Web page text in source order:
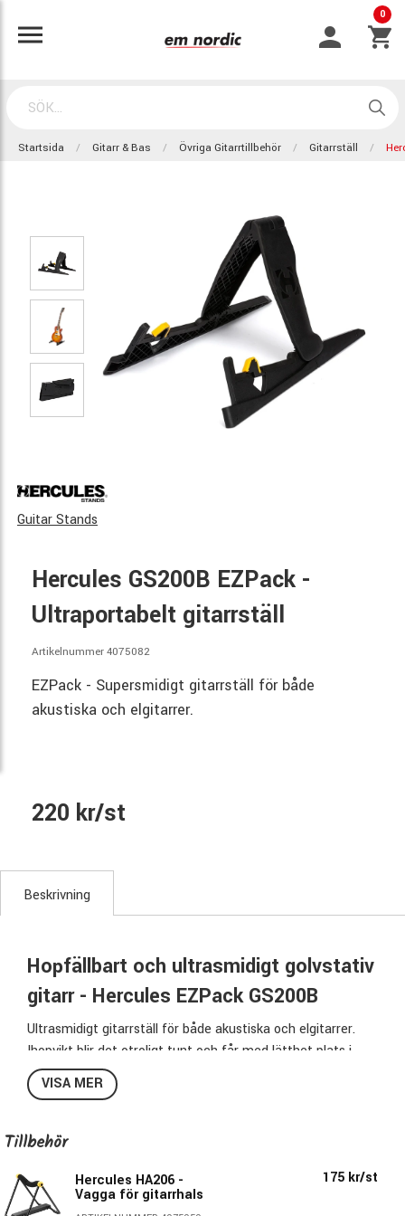
0
Startsida Gitarr & Bas Övriga Gitarrtillbehör Gitarrställ
Guitar Stands
Hercules GS200B EZPack -
Ultraportabelt gitarrställ
Artikelnummer 4075082
EZPack - Supersmidigt gitarrställ för både
akustiska och elgitarrer.
220 kr/st
Beskrivning
Hopfällbart och ultrasmidigt golvstativ
gitarr - Hercules EZPack GS200B
Ultrasmidigt gitarrställ för både akustiska och elgitarrer.
Ihopvikt blir det otroligt tunt och får med lätthet plats i
ytterfacket på en gigbag.
Alla kontaktytor har en speciellt framtagen foam för
Färg: Svart/Gult
Passar: Elgitarr, Akustisk gitarr, Elbas
VISA MER
Tillbehör
Hercules HA206 -
Vagga för gitarrhals
175 kr/st